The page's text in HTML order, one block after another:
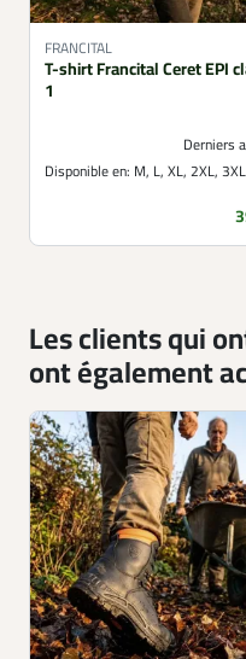
FRANCITAL
T-shirt Francital Ceret EPI
1
Derniers
Disponible en: M, L, XL, 2XL, 3XL
Les clients qui
ont également